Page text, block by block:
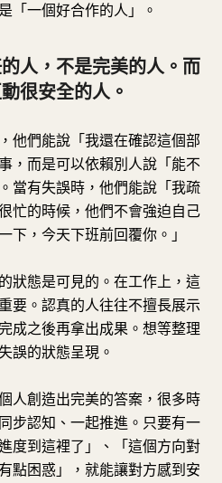
「一個好合作的人」。
人，不是完美的人。而
很安全的人。
他們能說「我還在確認這個部
，而是可以依賴別人說「能不
當有失誤時，他們能說「我疏
忙的時候，他們不會強迫自己
下，今天下班前回覆你。」
狀態是可見的。在工作上，這
要。認真的人往往不擅長展示
成之後再拿出成果。想等整理
誤的狀態呈現。
人創造出完美的答案，很多時
步認知、一起推進。只要有一
度到這裡了」、「這個方向對
點困惑」，就能讓對方感到安